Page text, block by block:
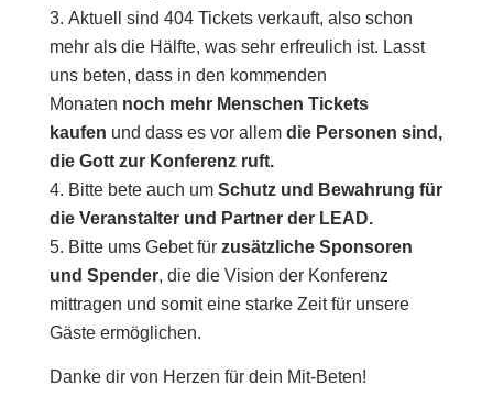
Aktuell sind 404 Tickets verkauft, also schon
mehr als die Hälfte, was sehr erfreulich ist. Lasst
uns beten, dass in den kommenden
Monaten noch mehr Menschen Tickets
kaufen und dass es vor allem die Personen sind,
die Gott zur Konferenz ruft.
Bitte bete auch um Schutz und Bewahrung für
die Veranstalter und Partner der LEAD.
Bitte ums Gebet für zusätzliche Sponsoren
und Spender, die die Vision der Konferenz
mittragen und somit eine starke Zeit für unsere
Gäste ermöglichen.
Danke dir von Herzen für dein Mit-Beten!​